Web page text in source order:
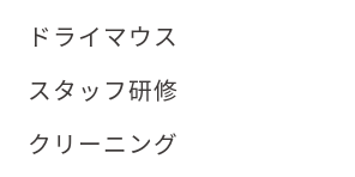
ドライマウス
スタッフ研修
クリーニング